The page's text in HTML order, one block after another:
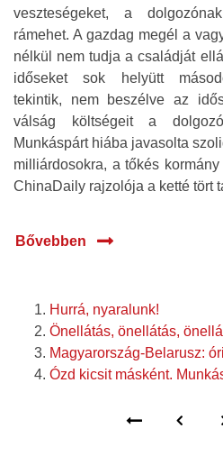
veszteségeket, a
rámehet. A gazdag megél a
nélkül nem tudja a családját
időseket sok helyütt
tekintik, nem beszélve az
válság költségeit a
Munkáspárt hiába javasolta
milliárdosokra, a tőkés
ChinaDaily rajzolója a ketté tört
Bővebben
Hurrá, nyaralunk!
Önellátás, önellátás,
Magyarország-Belarusz:
Ózd kicsit másként.